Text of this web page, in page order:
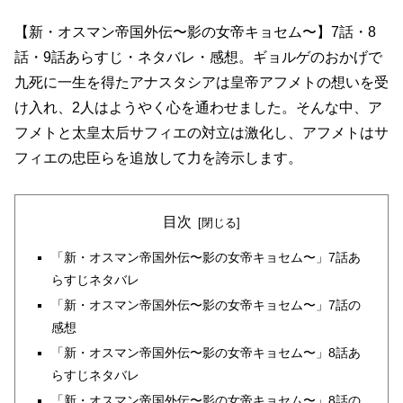
【新・オスマン帝国外伝〜影の女帝キョセム〜】7話・8
話・9話あらすじ・ネタバレ・感想。ギョルゲのおかげで
九死に一生を得たアナスタシアは皇帝アフメトの想いを受
け入れ、2人はようやく心を通わせました。そんな中、ア
フメトと太皇太后サフィエの対立は激化し、アフメトはサ
フィエの忠臣らを追放して力を誇示します。
目次
「新・オスマン帝国外伝〜影の女帝キョセム〜」7話あ
らすじネタバレ
「新・オスマン帝国外伝〜影の女帝キョセム〜」7話の
感想
「新・オスマン帝国外伝〜影の女帝キョセム〜」8話あ
らすじネタバレ